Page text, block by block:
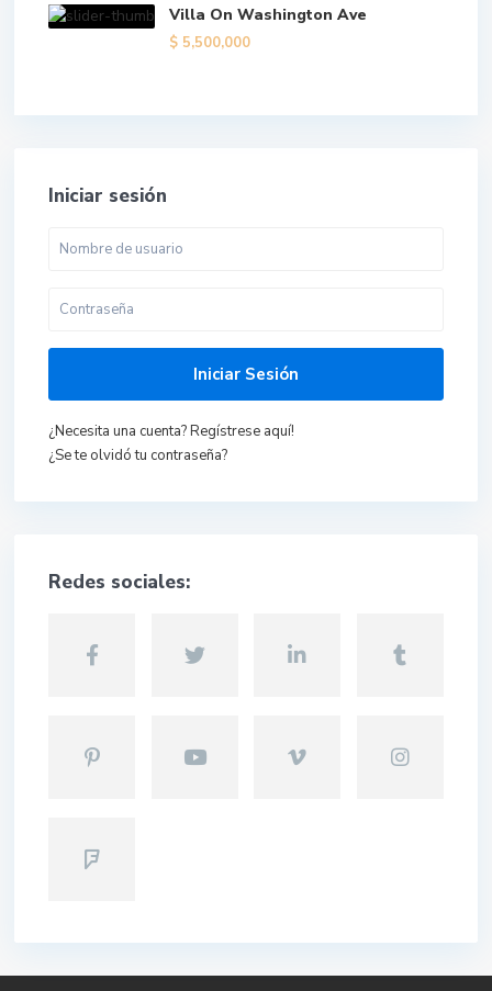
Villa On Washington Ave
$ 5,500,000
Iniciar sesión
Iniciar Sesión
¿Necesita una cuenta? Regístrese aquí!
¿Se te olvidó tu contraseña?
Redes sociales: